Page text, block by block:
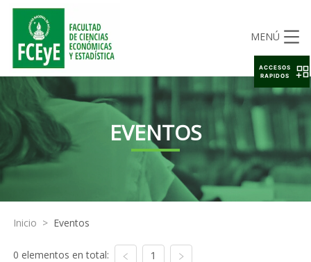
MENÚ
EVENTOS
Inicio > Eventos
0 elementos en total: 1
ACCESOS
RAPIDOS